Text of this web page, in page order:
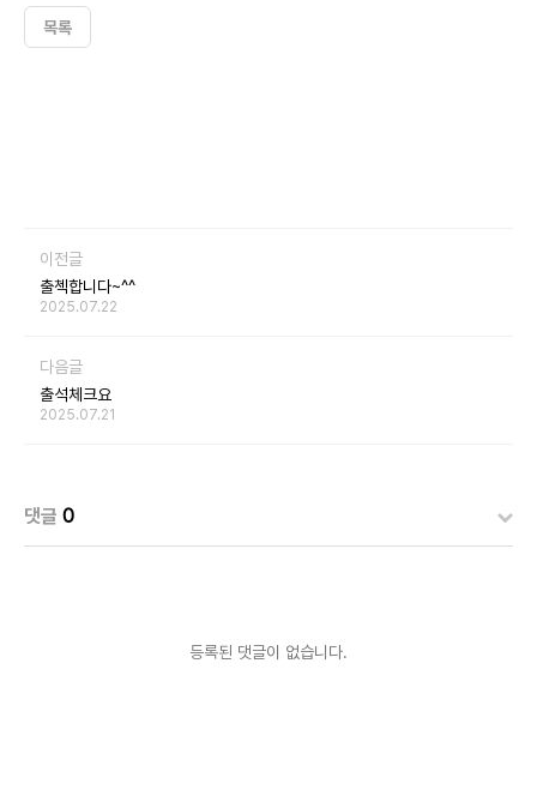
목록
이전글
출첵합니다~^^
2025.07.22
다음글
출석체크요
2025.07.21
댓글 0
등록된 댓글이 없습니다.